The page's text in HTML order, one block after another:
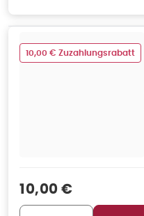
10,00 € Zuzahlungsrabatt
Verkaufspreis
10,00 €